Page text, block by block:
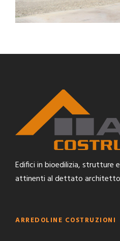
Edifici in bioedilizia, strutture
attinenti al dettato
ARREDOLINE COSTRUZIONI